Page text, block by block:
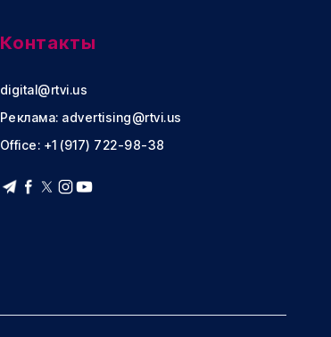
Контакты
digital@rtvi.us
Реклама: advertising@rtvi.us
Office: +1 (917) 722-98-38